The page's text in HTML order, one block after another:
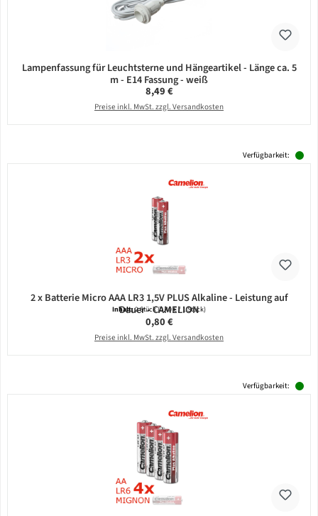
Lampenfassung für Leuchtsterne und Hängeartikel - Länge ca. 5
m - E14 Fassung - weiß
Regulärer Preis:
8,49 €
Preise inkl. MwSt. zzgl. Versandkosten
Verfügbarkeit:
2 x Batterie Micro AAA LR3 1,5V PLUS Alkaline - Leistung auf
Dauer - CAMELION
Inhalt:2 Stück(0,40 € / 1 Stück)
Regulärer Preis:
0,80 €
Preise inkl. MwSt. zzgl. Versandkosten
Verfügbarkeit: